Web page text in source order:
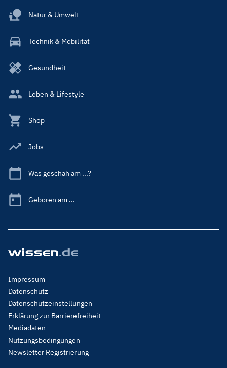
Natur & Umwelt
Technik & Mobilität
Gesundheit
Leben & Lifestyle
Shop
Jobs
Was geschah am ...?
Geboren am ...
Footer
Menu
Legal
Impressum
Datenschutz
Datenschutzeinstellungen
Erklärung zur Barrierefreiheit
Mediadaten
Nutzungsbedingungen
Newsletter Registrierung